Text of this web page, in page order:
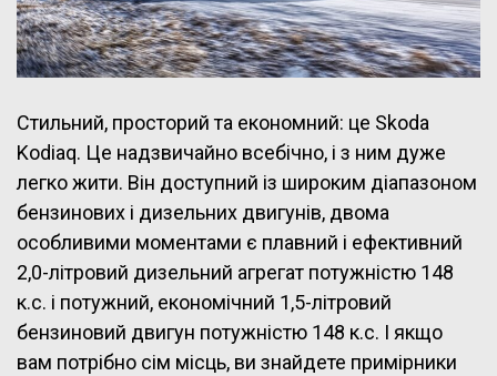
Стильний, просторий та економний: це Skoda
Kodiaq. Це надзвичайно всебічно, і з ним дуже
легко жити. Він доступний із широким діапазоном
бензинових і дизельних двигунів, двома
особливими моментами є плавний і ефективний
2,0-літровий дизельний агрегат потужністю 148
к.с. і потужний, економічний 1,5-літровий
бензиновий двигун потужністю 148 к.с. І якщо
вам потрібно сім місць, ви знайдете примірники